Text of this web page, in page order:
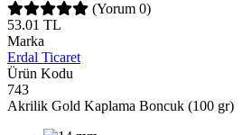
(Yorum 0)
53.01 TL
Marka
Erdal Ticaret
Ürün Kodu
743
Akrilik Gold Kaplama Boncuk (100 gr)